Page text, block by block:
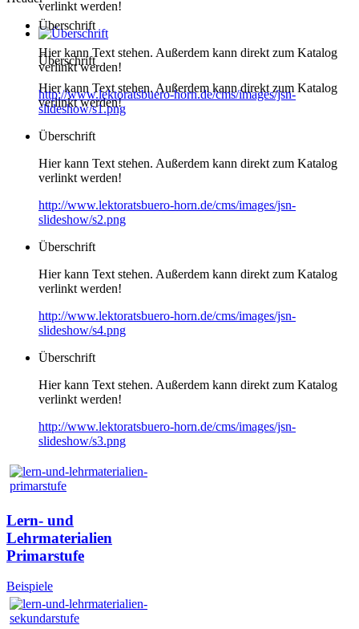
verlinkt werden!
Überschrift
Hier kann Text stehen. Außerdem kann direkt zum Katalog
verlinkt werden!
Überschrift
Hier kann Text stehen. Außerdem kann direkt zum Katalog
verlinkt werden!
http://www.lektoratsbuero-horn.de/cms/images/jsn-
slideshow/s1.png
Überschrift
Hier kann Text stehen. Außerdem kann direkt zum Katalog
verlinkt werden!
http://www.lektoratsbuero-horn.de/cms/images/jsn-
slideshow/s2.png
Überschrift
Hier kann Text stehen. Außerdem kann direkt zum Katalog
verlinkt werden!
http://www.lektoratsbuero-horn.de/cms/images/jsn-
slideshow/s4.png
Überschrift
Hier kann Text stehen. Außerdem kann direkt zum Katalog
verlinkt werden!
http://www.lektoratsbuero-horn.de/cms/images/jsn-
slideshow/s3.png
Lern- und
Lehrmaterialien
Primarstufe
Beispiele